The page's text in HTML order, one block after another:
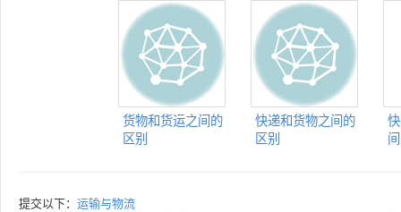
货物和货运之间的
区别
快递和货物之间的
区别
提交以下： 运输与物流